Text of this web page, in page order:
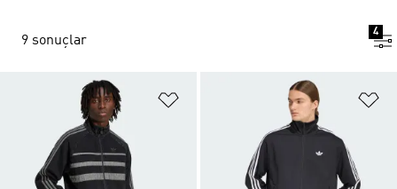
9 sonuçlar
4
Favori Listesine Ekle